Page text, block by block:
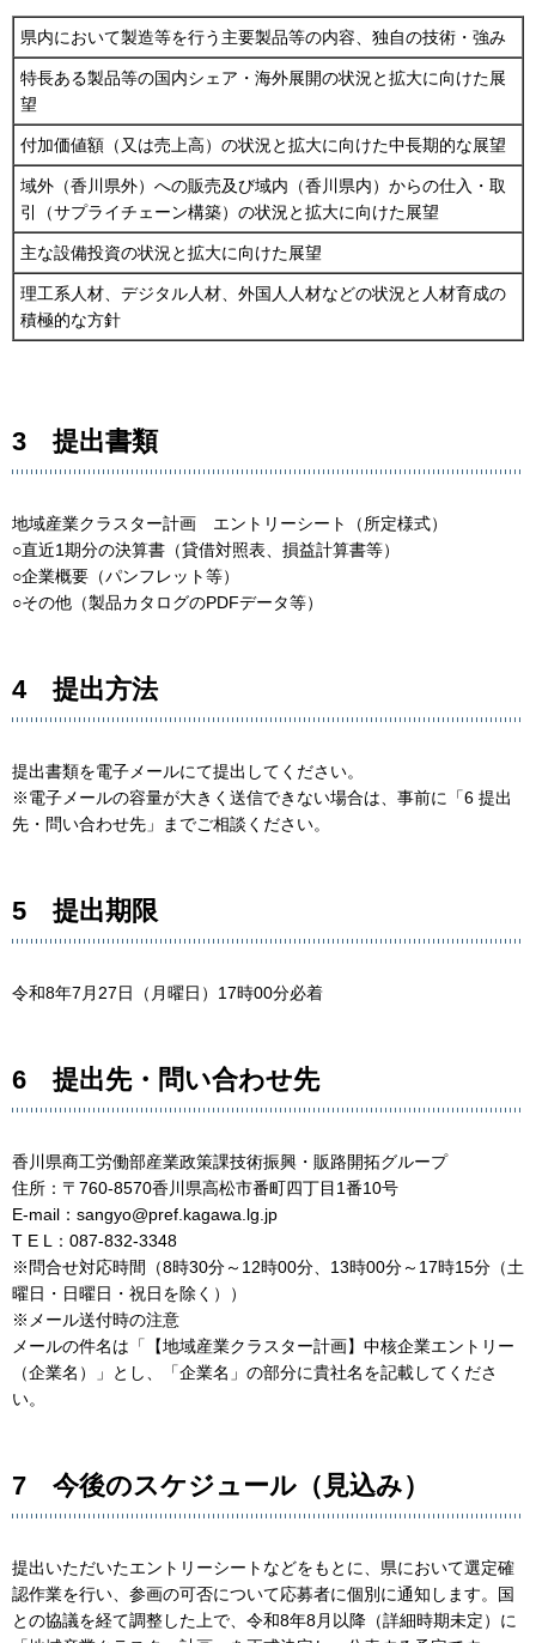
県内において製造等を行う主要製品等の内容、独自の技術・強み
特長ある製品等の国内シェア・海外展開の状況と拡大に向けた展
望
付加価値額（又は売上高）の状況と拡大に向けた中長期的な展望
域外（香川県外）への販売及び域内（香川県内）からの仕入・取
引（サプライチェーン構築）の状況と拡大に向けた展望
主な設備投資の状況と拡大に向けた展望
理工系人材、デジタル人材、外国人人材などの状況と人材育成の
積極的な方針
3 提出書類
地域産業クラスター計画 エントリーシート（所定様式）
○直近1期分の決算書（貸借対照表、損益計算書等）
○企業概要（パンフレット等）
○その他（製品カタログのPDFデータ等）
4 提出方法
提出書類を電子メールにて提出してください。
※電子メールの容量が大きく送信できない場合は、事前に「6 提出
先・問い合わせ先」までご相談ください。
5 提出期限
令和8年7月27日（月曜日）17時00分必着
6 提出先・問い合わせ先
香川県商工労働部産業政策課技術振興・販路開拓グループ
住所：〒760-8570香川県高松市番町四丁目1番10号
E-mail：sangyo@pref.kagawa.lg.jp
T E L：087-832-3348
※問合せ対応時間（8時30分～12時00分、13時00分～17時15分（土
曜日・日曜日・祝日を除く））
※メール送付時の注意
メールの件名は「【地域産業クラスター計画】中核企業エントリー
（企業名）」とし、「企業名」の部分に貴社名を記載してくださ
い。
7 今後のスケジュール（見込み）
提出いただいたエントリーシートなどをもとに、県において選定確
認作業を行い、参画の可否について応募者に個別に通知します。国
との協議を経て調整した上で、令和8年8月以降（詳細時期未定）に